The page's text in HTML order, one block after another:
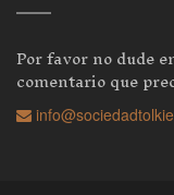
Por favor no dude
comentario que